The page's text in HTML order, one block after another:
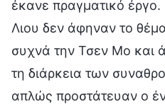
έκανε πραγματικό
Λιου δεν άφηναν το
συχνά την Τσεν Μο και
τη διάρκεια των
απλώς προστάτευαν ο